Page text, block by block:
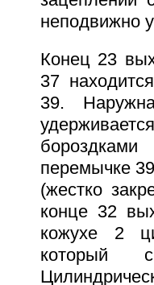
неподвижно
Конец 23
37
39.
перемычке
(жестко
конце 32
кожухе 2
который